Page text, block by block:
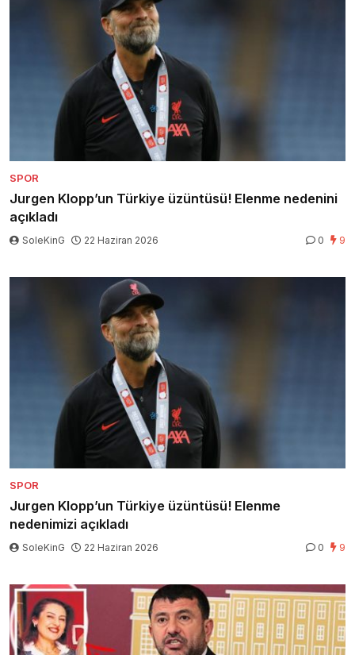
SPOR
Jurgen Klopp’un Türkiye üzüntüsü! Elenme nedenini
açıkladı
SoleKinG 22 Haziran 2026 0 9
SPOR
Jurgen Klopp’un Türkiye üzüntüsü! Elenme
nedenimizi açıkladı
SoleKinG 22 Haziran 2026 0 9